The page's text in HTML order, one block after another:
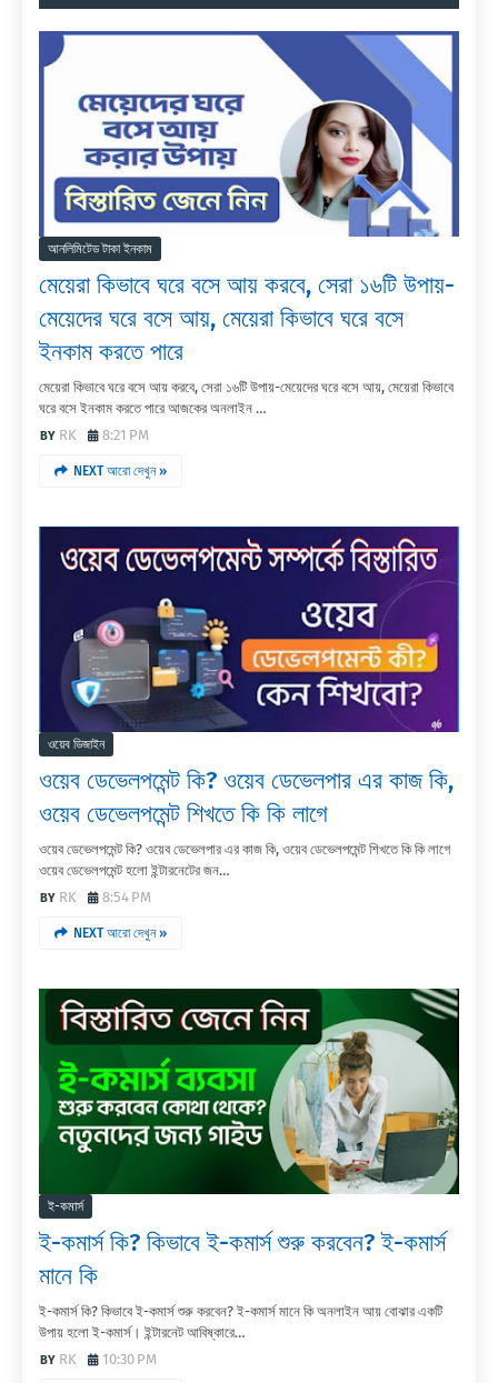
আনলিমিটেড টাকা ইনকাম
মেয়েরা কিভাবে ঘরে বসে আয় করবে, সেরা ১৬টি উপায়-
মেয়েদের ঘরে বসে আয়, মেয়েরা কিভাবে ঘরে বসে
ইনকাম করতে পারে
মেয়েরা কিভাবে ঘরে বসে আয় করবে, সেরা ১৬টি উপায়-মেয়েদের ঘরে বসে আয়, মেয়েরা কিভাবে
ঘরে বসে ইনকাম করতে পারে আজকের অনলাইন …
RK
8:21 PM
NEXT আরো দেখুন »
ওয়েব ডিজাইন
ওয়েব ডেভেলপমেন্ট কি? ওয়েব ডেভেলপার এর কাজ কি,
ওয়েব ডেভেলপমেন্ট শিখতে কি কি লাগে
ওয়েব ডেভেলপমেন্ট কি? ওয়েব ডেভেলপার এর কাজ কি, ওয়েব ডেভেলপমেন্ট শিখতে কি কি লাগে
ওয়েব ডেভেলপমেন্ট হলো ইন্টারনেটের জন…
RK
8:54 PM
NEXT আরো দেখুন »
ই-কমার্স
ই-কমার্স কি? কিভাবে ই-কমার্স শুরু করবেন? ই-কমার্স
মানে কি
ই-কমার্স কি? কিভাবে ই-কমার্স শুরু করবেন? ই-কমার্স মানে কি অনলাইন আয় বোঝার একটি
উপায় হলো ই-কমার্স। ইন্টারনেট আবিষ্কারে…
RK
10:30 PM